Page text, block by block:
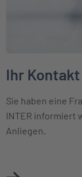
Ihr
Sie haben eine
INTER informiert
Anliegen.